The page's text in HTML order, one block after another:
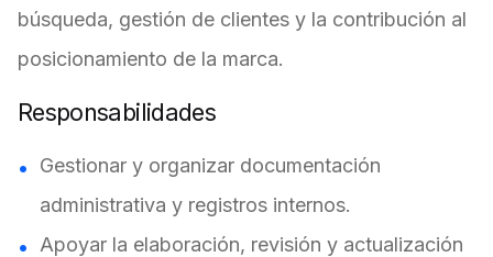
búsqueda, gestión de clientes y la contribución al
posicionamiento de la marca.
Responsabilidades
Gestionar y organizar documentación
administrativa y registros internos.
Apoyar la elaboración, revisión y actualización